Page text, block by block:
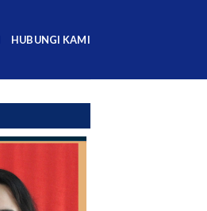
HUBUNGI KAMI